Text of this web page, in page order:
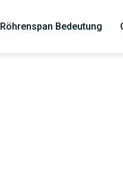
Röhrenspan Bedeutung